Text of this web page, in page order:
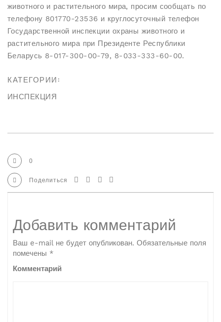
животного и растительного мира, просим сообщать по
телефону 801770-23536 и круглосуточный телефон
Государственной инспекции охраны животного и
растительного мира при Президенте Республики
Беларусь 8-017-300-00-79, 8-033-333-60-00.
КАТЕГОРИИ:
ИНСПЕКЦИЯ
0
Поделиться
Добавить комментарий
Ваш e-mail не будет опубликован. Обязательные поля
помечены *
Комментарий